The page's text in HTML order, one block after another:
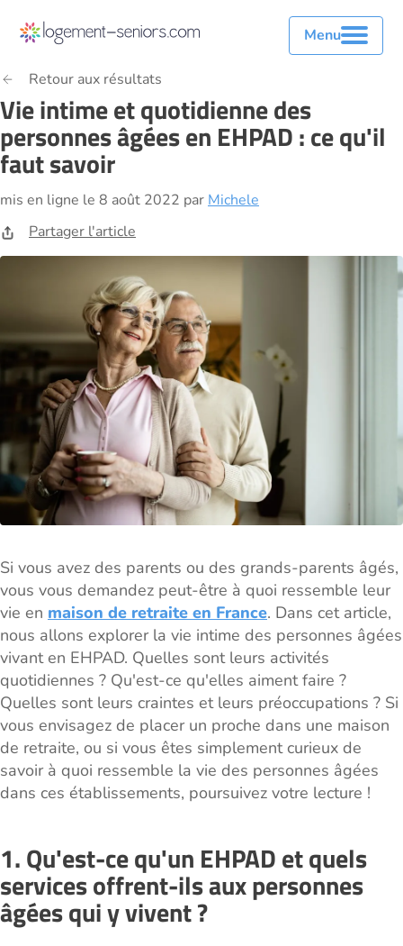
Menu
Retour aux résultats
Vie intime et quotidienne des
personnes âgées en EHPAD : ce qu'il
faut savoir
mis en ligne le 8 août 2022 par Michele
Partager l'article
Si vous avez des parents ou des grands-parents âgés,
vous vous demandez peut-être à quoi ressemble leur
vie en maison de retraite en France. Dans cet article,
nous allons explorer la vie intime des personnes âgées
vivant en EHPAD. Quelles sont leurs activités
quotidiennes ? Qu'est-ce qu'elles aiment faire ?
Quelles sont leurs craintes et leurs préoccupations ? Si
vous envisagez de placer un proche dans une maison
de retraite, ou si vous êtes simplement curieux de
savoir à quoi ressemble la vie des personnes âgées
dans ces établissements, poursuivez votre lecture !
1. Qu'est-ce qu'un EHPAD et quels
services offrent-ils aux personnes
âgées qui y vivent ?